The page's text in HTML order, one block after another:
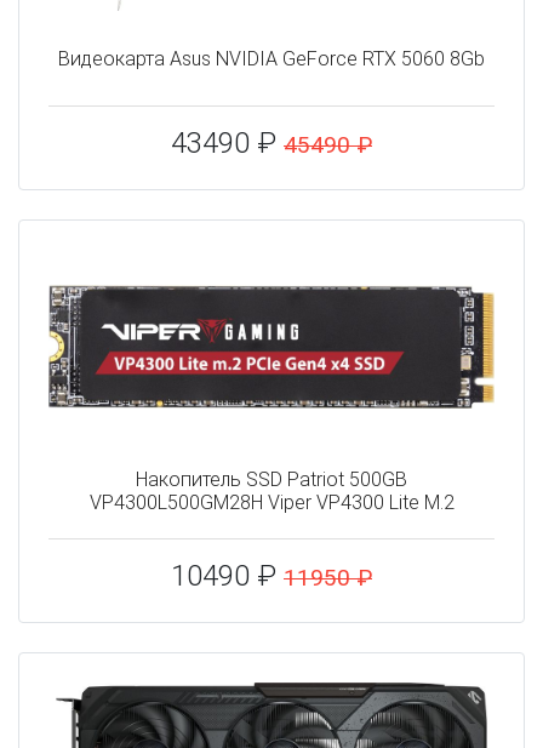
Видеокарта Asus NVIDIA GeForce RTX 5060 8Gb
43490 ₽ 45490 ₽
Накопитель SSD Patriot 500GB
VP4300L500GM28H Viper VP4300 Lite M.2
10490 ₽ 11950 ₽